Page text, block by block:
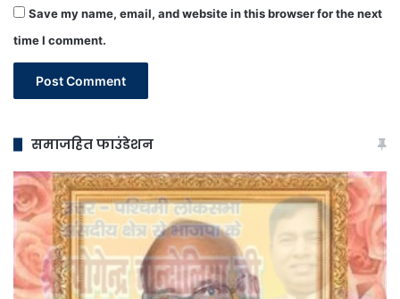
Save my name, email, and website in this browser for the next
time I comment.
समाजहित फाउंडेशन